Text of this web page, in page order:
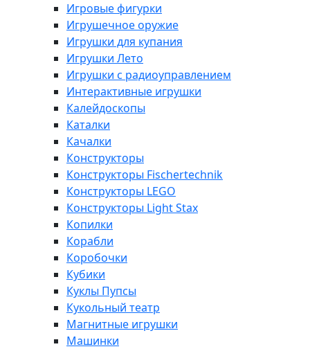
Игровые фигурки
Игрушечное оружие
Игрушки для купания
Игрушки Лето
Игрушки с радиоуправлением
Интерактивные игрушки
Калейдоскопы
Каталки
Качалки
Конструкторы
Конструкторы Fisсhertechnik
Конструкторы LEGO
Конструкторы Light Stax
Копилки
Корабли
Коробочки
Кубики
Куклы Пупсы
Кукольный театр
Магнитные игрушки
Машинки